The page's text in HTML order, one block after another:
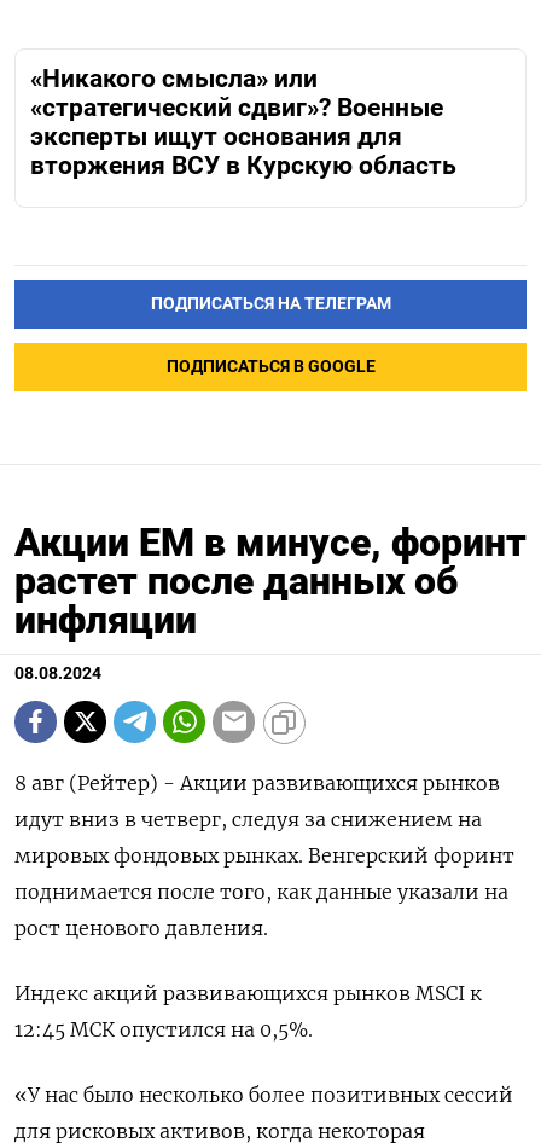
«Никакого смысла» или
«стратегический сдвиг»? Военные
эксперты ищут основания для
вторжения ВСУ в Курскую область
ПОДПИСАТЬСЯ НА ТЕЛЕГРАМ
ПОДПИСАТЬСЯ В GOOGLE
Акции ЕМ в минусе, форинт
растет после данных об
инфляции
08.08.2024
8 авг (Рейтер) - Акции развивающихся рынков
идут вниз в четверг, следуя за снижением на
мировых фондовых рынках. Венгерский форинт
поднимается после того, как данные указали на
рост ценового давления.
Индекс акций развивающихся рынков MSCI к
12:45 МСК опустился на 0,5%.
«У нас было несколько более позитивных сессий
для рисковых активов, когда некоторая